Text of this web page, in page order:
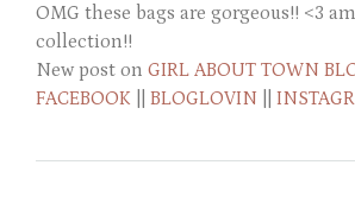
OMG these bags are gorgeous!! <3
collection!!
New post on GIRL ABOUT TOWN
FACEBOOK
BLOGLOVIN